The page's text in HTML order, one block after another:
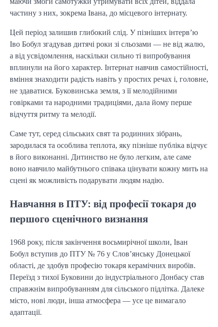
частину з них, зокрема Івана, до місцевого інтернату.
Цей період залишив глибокий слід. У пізніших інтерв’ю
Іво Бобул згадував дитячі роки зі сльозами — не від жалю,
а від усвідомлення, наскільки сильно ті випробування
вплинули на його характер. Інтернат навчив самостійності,
вміння знаходити радість навіть у простих речах і, головне,
не здаватися. Буковинська земля, з її мелодійними
говірками та народними традиціями, дала йому перше
відчуття ритму та мелодії.
Саме тут, серед сільських свят та родинних зібрань,
зародилася та особлива теплота, яку пізніше публіка відчує
в його виконанні. Дитинство не було легким, але саме
воно навчило майбутнього співака цінувати кожну мить на
сцені як можливість подарувати людям надію.
Навчання в ПТУ: від професії токаря до
першого сценічного визнання
1968 року, після закінчення восьмирічної школи, Іван
Бобул вступив до ПТУ № 76 у Слов’янську Донецької
області, де здобув професію токаря керамічних виробів.
Переїзд з тихої Буковини до індустріального Донбасу став
справжнім випробуванням для сільського підлітка. Далеке
місто, нові люди, інша атмосфера — усе це вимагало
адаптації.